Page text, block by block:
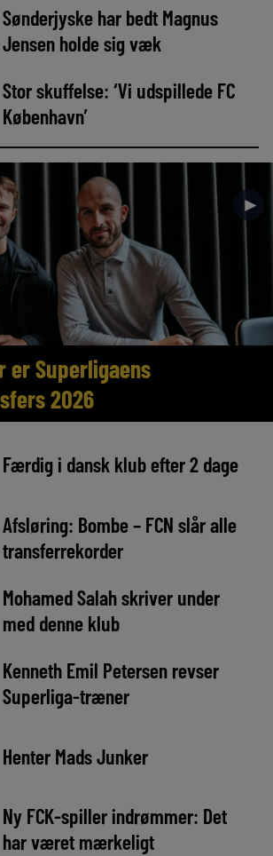
Sønderjyske har bedt Magnus
Jensen holde sig væk
Stor skuffelse: ‘Vi udspillede FC
København’
►
er Superligaens
2026
Færdig i dansk klub efter 2 dage
Afsløring: Bombe – FCN slår alle
transferrekorder
Mohamed Salah skriver under
med denne klub
Kenneth Emil Petersen revser
Superliga-træner
Henter Mads Junker
Ny FCK-spiller indrømmer: Det
har været mærkeligt